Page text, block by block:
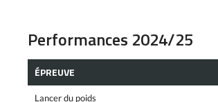
Performances 2024/25
ÉPREUVE
Lancer du poids